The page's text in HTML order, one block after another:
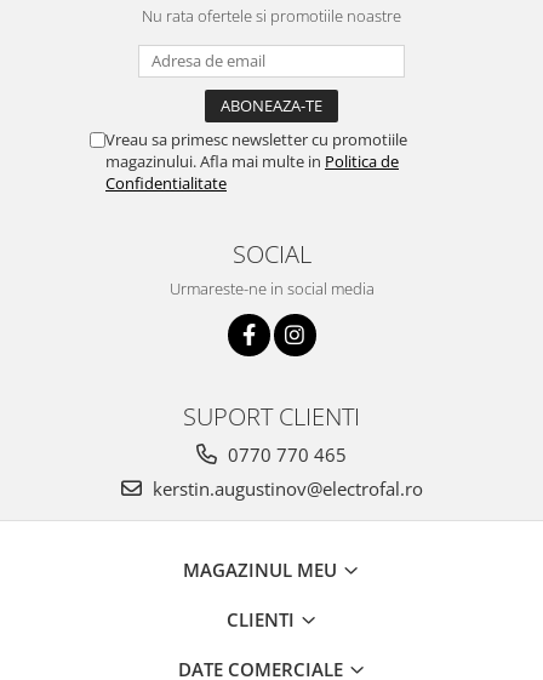
Nu rata ofertele si promotiile noastre
Vreau sa primesc newsletter cu promotiile
magazinului. Afla mai multe in Politica de
Confidentialitate
SOCIAL
Urmareste-ne in social media
SUPORT CLIENTI
0770 770 465
kerstin.augustinov@electrofal.ro
MAGAZINUL MEU
CLIENTI
DATE COMERCIALE